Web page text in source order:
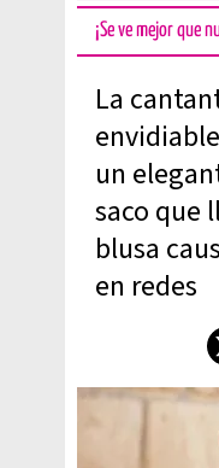
¡Se ve mejor que
La
un
saco que
blusa
en redes